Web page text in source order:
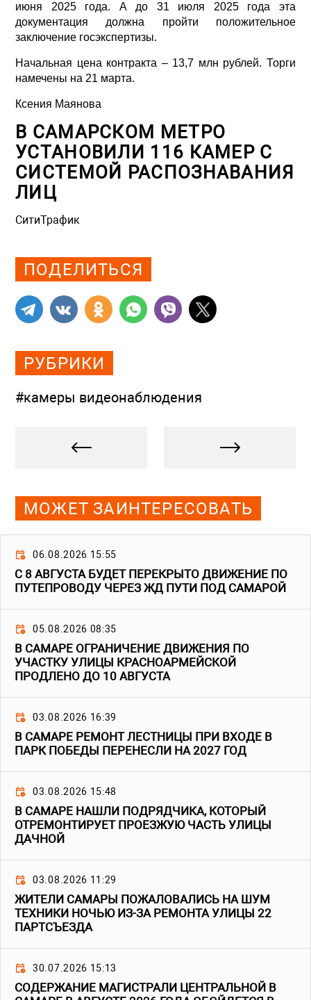
июня 2025 года. А до 31 июля 2025 года эта
документация должна пройти положительное
заключение госэкспертизы.
Начальная цена контракта – 13,7 млн рублей. Торги
намечены на 21 марта.
Ксения Маянова
В САМАРСКОМ МЕТРО
УСТАНОВИЛИ 116 КАМЕР С
СИСТЕМОЙ РАСПОЗНАВАНИЯ
ЛИЦ
СитиТрафик
ПОДЕЛИТЬСЯ
РУБРИКИ
#камеры видеонаблюдения
МОЖЕТ ЗАИНТЕРЕСОВАТЬ
06.08.2026 15:55
С 8 АВГУСТА БУДЕТ ПЕРЕКРЫТО ДВИЖЕНИЕ ПО
ПУТЕПРОВОДУ ЧЕРЕЗ ЖД ПУТИ ПОД САМАРОЙ
05.08.2026 08:35
В САМАРЕ ОГРАНИЧЕНИЕ ДВИЖЕНИЯ ПО
УЧАСТКУ УЛИЦЫ КРАСНОАРМЕЙСКОЙ
ПРОДЛЕНО ДО 10 АВГУСТА
03.08.2026 16:39
В САМАРЕ РЕМОНТ ЛЕСТНИЦЫ ПРИ ВХОДЕ В
ПАРК ПОБЕДЫ ПЕРЕНЕСЛИ НА 2027 ГОД
03.08.2026 15:48
В САМАРЕ НАШЛИ ПОДРЯДЧИКА, КОТОРЫЙ
ОТРЕМОНТИРУЕТ ПРОЕЗЖУЮ ЧАСТЬ УЛИЦЫ
ДАЧНОЙ
03.08.2026 11:29
ЖИТЕЛИ САМАРЫ ПОЖАЛОВАЛИСЬ НА ШУМ
ТЕХНИКИ НОЧЬЮ ИЗ-ЗА РЕМОНТА УЛИЦЫ 22
ПАРТСЪЕЗДА
30.07.2026 15:13
СОДЕРЖАНИЕ МАГИСТРАЛИ ЦЕНТРАЛЬНОЙ В